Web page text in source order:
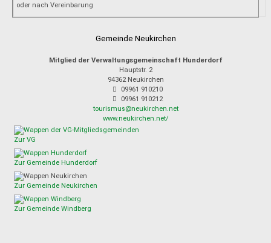
oder nach Vereinbarung
Gemeinde Neukirchen
Mitglied der Verwaltungsgemeinschaft Hunderdorf
Hauptstr. 2
94362Neukirchen
09961 910210
09961 910212
tourismus@neukirchen.net
www.neukirchen.net/
Zur VG
Zur Gemeinde Hunderdorf
Zur Gemeinde Neukirchen
Zur Gemeinde Windberg